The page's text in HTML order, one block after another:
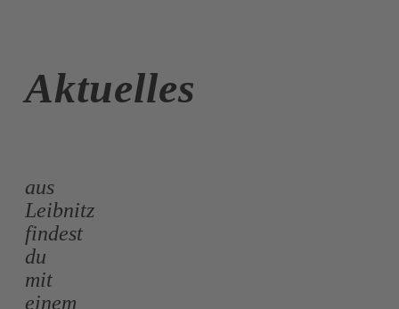
Aktuelles
aus
Leibnitz
findest
du
mit
einem